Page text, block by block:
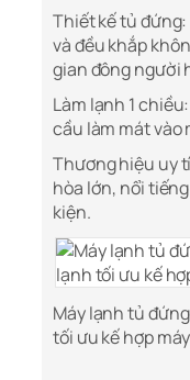
Thiết kế tủ đứng:
và đều khắp
gian đông người
Làm lạnh 1
cầu làm mát vào
Thương hiệu uy
hòa lớn, nổi
kiện.
Máy lạnh tủ
tối ưu kế hợp